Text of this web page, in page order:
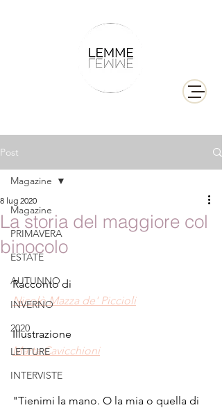
Post
Magazine
PRIMAVERA
ESTATE
AUTUNNO
INVERNO
2020
LETTURE
INTERVISTE
Magazine
La storia del maggiore col
binocolo
8 lug 2020
Racconto di
Nicolò Mazza de' Piccioli
Illustrazione
Marta Cavicchioni
"Tienimi la mano. O la mia o quella di